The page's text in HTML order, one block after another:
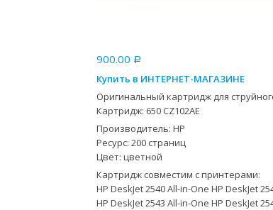
900.00 Р
Купить в ИНТЕРНЕТ-МАГАЗИНЕ
Оригинальный картридж для
Картридж: 650 CZ102AE
Производитель: НР
Ресурс: 200 страниц
Цвет: цветной
Картридж совместим с принтерами:
HP DeskJet 2540 All-in-One HP DeskJet
HP DeskJet 2543 All-in-One HP DeskJet